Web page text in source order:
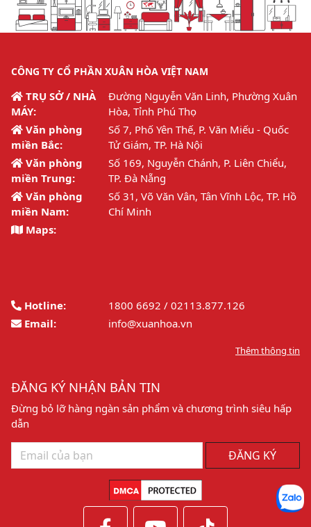
CÔNG TY CỔ PHẦN XUÂN HÒA VIỆT NAM
TRỤ SỞ / NHÀ
MÁY:
Đường Nguyễn Văn Linh, Phường Xuân
Hòa, Tỉnh Phú Thọ
Văn phòng
miền Bắc:
Số 7, Phố Yên Thế, P. Văn Miếu - Quốc
Tử Giám, TP. Hà Nội
Văn phòng
miền Trung:
Số 169, Nguyễn Chánh, P. Liên Chiểu,
TP. Đà Nẵng
Văn phòng
miền Nam:
Số 31, Võ Văn Vân, Tân Vĩnh Lộc, TP. Hồ
Chí Minh
Maps:
Hotline:
1800 6692 / 02113.877.126
Email:
info@xuanhoa.vn
Thêm thông tin
ĐĂNG KÝ NHẬN BẢN TIN
Đừng bỏ lỡ hàng ngàn sản phẩm và chương trình siêu hấp
dẫn
ĐĂNG KÝ